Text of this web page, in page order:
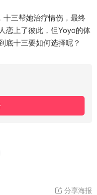
三帮她治疗情伤，最终
恋上了彼此，但Yoyo的体
底十三要如何选择呢？
分享海报